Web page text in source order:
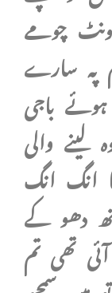
چومے
پہ سارے
باجی
والی
انگ انگ
دھو کے
تھی تم